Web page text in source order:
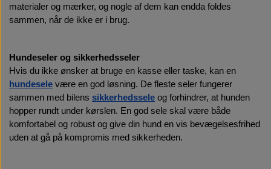
materialer og mærker, og nogle af dem kan endda foldes
sammen, når de ikke er i brug.
Hundeseler og sikkerhedsseler
hundesele være en god løsning. De fleste seler fungerer
sammen med bilens sikkerhedssele og forhindrer, at hunden
hopper rundt under kørslen. En god sele skal være både
komfortabel og robust og give din hund en vis bevægelsesfrihed
uden at gå på kompromis med sikkerheden.